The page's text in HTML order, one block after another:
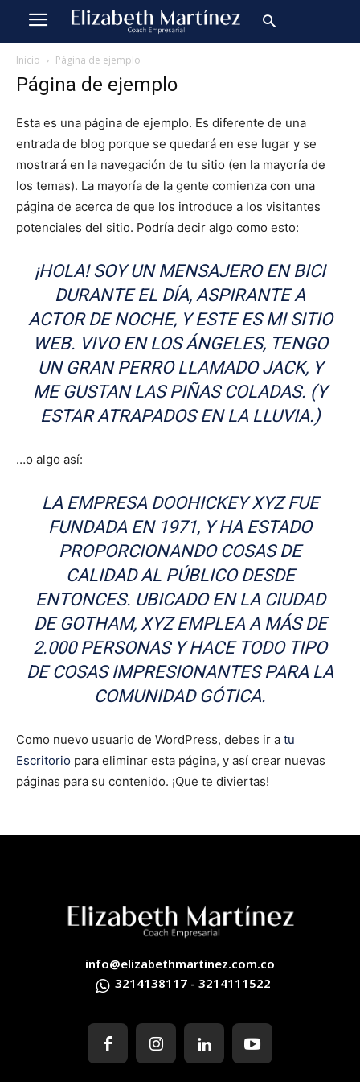
Inicio Página de ejemplo
Página de ejemplo
Esta es una página de ejemplo. Es diferente de una
entrada de blog porque se quedará en ese lugar y se
mostrará en la navegación de tu sitio (en la mayoría de
los temas). La mayoría de la gente comienza con una
página de acerca de que los introduce a los visitantes
potenciales del sitio. Podría decir algo como esto:
¡HOLA! SOY UN MENSAJERO EN BICI
DURANTE EL DÍA, ASPIRANTE A
ACTOR DE NOCHE, Y ESTE ES MI SITIO
WEB. VIVO EN LOS ÁNGELES, TENGO
UN GRAN PERRO LLAMADO JACK, Y
ME GUSTAN LAS PIÑAS COLADAS. (Y
ESTAR ATRAPADOS EN LA LLUVIA.)
…o algo así:
LA EMPRESA DOOHICKEY XYZ FUE
FUNDADA EN 1971, Y HA ESTADO
PROPORCIONANDO COSAS DE
CALIDAD AL PÚBLICO DESDE
ENTONCES. UBICADO EN LA CIUDAD
DE GOTHAM, XYZ EMPLEA A MÁS DE
2.000 PERSONAS Y HACE TODO TIPO
DE COSAS IMPRESIONANTES PARA LA
COMUNIDAD GÓTICA.
Como nuevo usuario de WordPress, debes ir a tu
Escritorio para eliminar esta página, y así crear nuevas
páginas para su contenido. ¡Que te diviertas!
info@elizabethmartinez.com.co
3214138117 - 3214111522